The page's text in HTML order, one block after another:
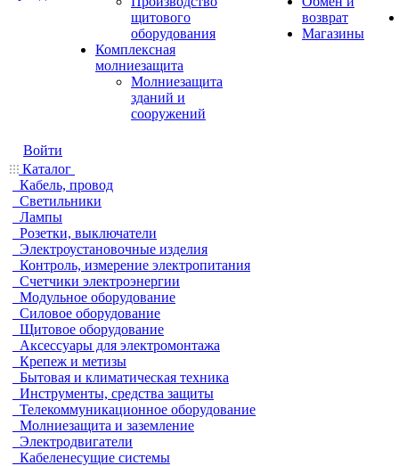
щитового
оборудования
Комплексная
молниезащита
Молниезащита
зданий и
сооружений
возврат
Магазины
Войти
Каталог
Кабель, провод
Светильники
Лампы
Розетки, выключатели
Электроустановочные изделия
Контроль, измерение электропитания
Счетчики электроэнергии
Модульное оборудование
Силовое оборудование
Щитовое оборудование
Аксессуары для электромонтажа
Крепеж и метизы
Бытовая и климатическая техника
Инструменты, средства защиты
Телекоммуникационное оборудование
Молниезащита и заземление
Электродвигатели
Кабеленесущие системы